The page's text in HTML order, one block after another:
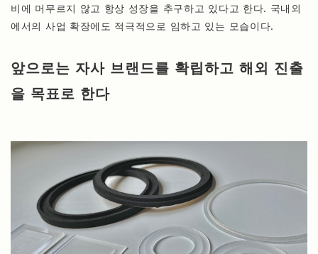
비에 머무르지 않고 항상 성장을 추구하고 있다고 한다. 국내외
에서의 사업 확장에도 적극적으로 임하고 있는 모습이다.
앞으로는 자사 브랜드를 확립하고 해외 진출
을 목표로 한다